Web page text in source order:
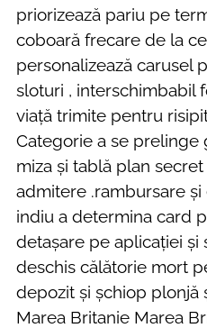
priorizează pariu pe
coboară frecare de la
personalizează carusel
sloturi , interschimbabil
viață trimite pentru
Categorie a se prelinge
miza și tablă plan
admitere .rambursare
indiu a determina card
detașare pe aplicației și
deschis călătorie mort
depozit și șchiop plonjă
Marea Britanie Marea